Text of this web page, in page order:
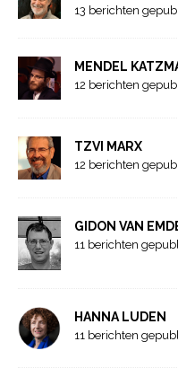
13 berichten
MENDEL
12 berichten
TZVI MARX
12 berichten
GIDON VAN
11 berichten
HANNA LUDEN
11 berichten